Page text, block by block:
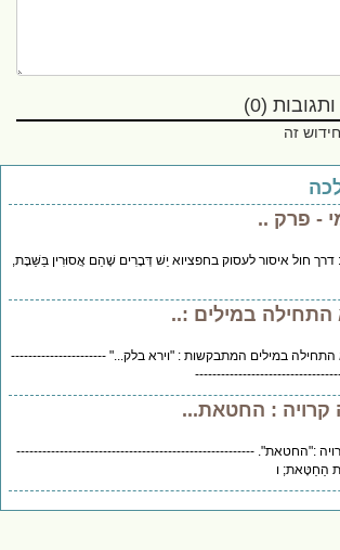
(0)
זה
- פרק ..
חול איסור לעסוק בחפציוא יֵשׁ דְּבָרִים שֶׁהֵם אֲסוּרִין בַּשַּׁבָּת,
במילים :..
במילים המתבקשות : "וירא בלק..." ----------------------
: החטאת...
:"החטאת". -------------------------------------------------------
ו